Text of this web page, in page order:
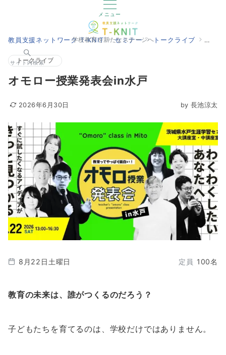
メニュー
学校教育を新たなステージへ
サイト内検索
教員支援ネットワーク T-KNIT セミナー トークライブ オモ
トークライブ
オモロー授業発表会in水戸
2026年6月30日 by 長池涼太
8月22日土曜日 定員 100名
教育の未来は、誰がつくるのだろう？
子どもたちを育てるのは、学校だけではありません。